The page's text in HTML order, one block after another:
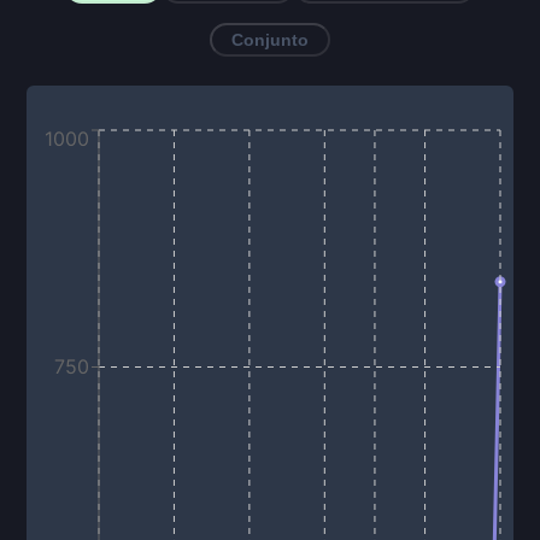
Conjunto
750
1000